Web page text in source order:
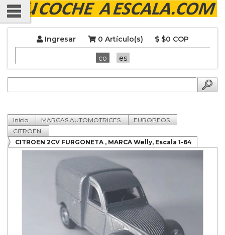
Ingresar 0 Artículo(s) $0 COP
co es
Inicio MARCAS AUTOMOTRICES
EUROPEOS
CITROEN
CITROEN 2CV FURGONETA , MARCA Welly, Escala 1-64